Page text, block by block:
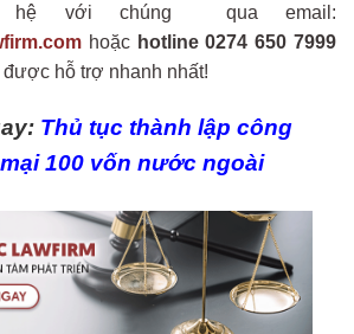
hệ với chúng qua email:
hoặc hotline 0274 650 7999
được hỗ trợ nhanh nhất!
Thủ tục thành lập công
100 vốn nước ngoài